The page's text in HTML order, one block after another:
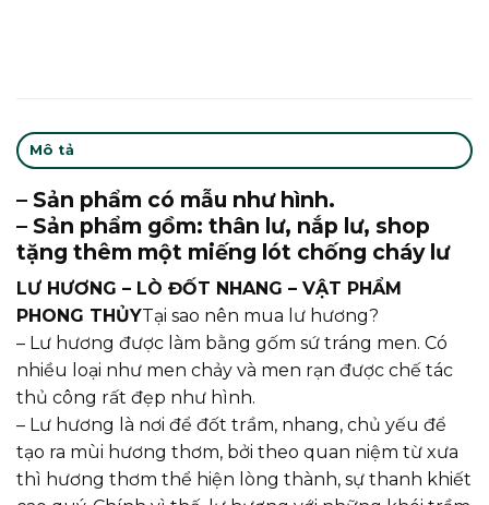
Mô tả
– Sản phẩm có mẫu như hình.
– Sản phẩm gồm: thân lư, nắp lư, shop
tặng thêm một miếng lót chống cháy lư
LƯ HƯƠNG – LÒ ĐỐT NHANG – VẬT PHẨM
PHONG THỦYTại sao nên mua lư hương?
– Lư hương được làm bằng gốm sứ tráng men. Có
nhiều loại như men chảy và men rạn được chế tác
thủ công rất đẹp như hình.
– Lư hương là nơi để đốt trầm, nhang, chủ yếu để
tạo ra mùi hương thơm, bởi theo quan niệm từ xưa
thì hương thơm thể hiện lòng thành, sự thanh khiết